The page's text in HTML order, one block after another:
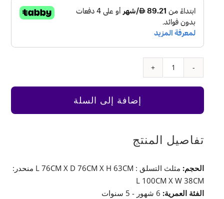
كمية
مثلث
مجهز
بمنحدرين
إضافة إلى السلة
تفاصيل المنتج
الحجم:
مثلث التسلق : L 76CM X D 76CM X H 63CM منحدر:
L 100CM X W 38CM
الفئة العمرية: